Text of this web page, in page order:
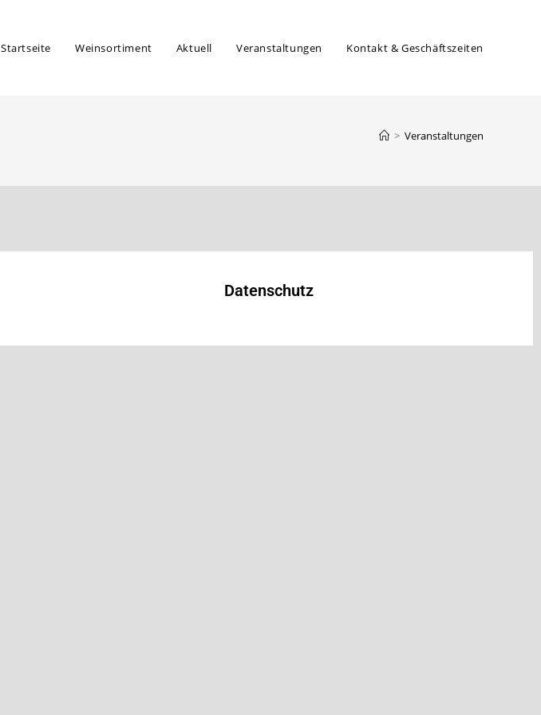
Startseite Weinsortiment Aktuell Veranstaltungen Kontakt & Geschäftszeiten
> Veranstaltungen
Datenschutz